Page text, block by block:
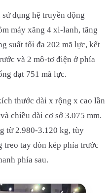
dụng hệ truyền động
máy xăng 4 xi-lanh, tăng
suất tối đa 202 mã lực, kết
và 2 mô-tơ điện ở phía
đạt 751 mã lực.
thước dài x rộng x cao lần
chiều dài cơ sở 3.075 mm.
từ 2.980-3.120 kg, tùy
treo tay đòn kép phía trước
phía sau.